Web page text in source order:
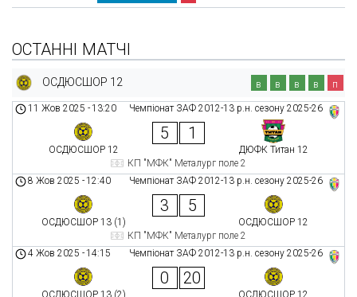
ОСТАННІ МАТЧІ
ОСДЮСШОР 12 в в в в п
Чемпіонат ЗАФ 2012-13 р.н. сезону 2025-26
11 Жов 2025 -13:20
ОСДЮСШОР 12
5 1
ДЮФК Титан 12
КП "МФК" Металург поле 2
Чемпіонат ЗАФ 2012-13 р.н. сезону 2025-26
8 Жов 2025 -12:40
ОСДЮСШОР 13 (1)
3 5
ОСДЮСШОР 12
КП "МФК" Металург поле 2
Чемпіонат ЗАФ 2012-13 р.н. сезону 2025-26
4 Жов 2025 -14:15
ОСДЮСШОР 13 (2)
0 20
ОСДЮСШОР 12